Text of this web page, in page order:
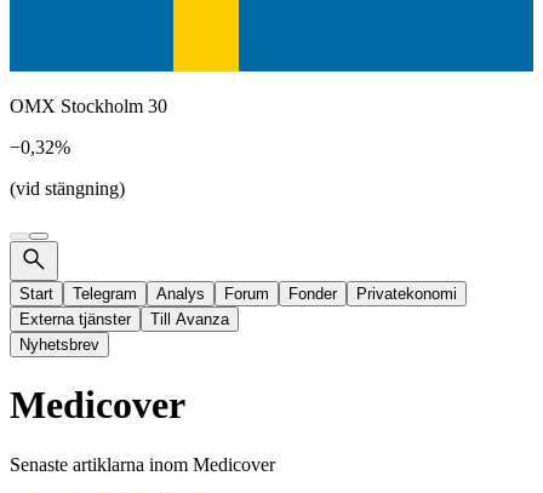
OMX Stockholm 30
−0,32%
(vid stängning)
Start Telegram Analys Forum Fonder
Privatekonomi
Externa tjänster
Till Avanza
Nyhetsbrev
Medicover
Senaste artiklarna inom Medicover